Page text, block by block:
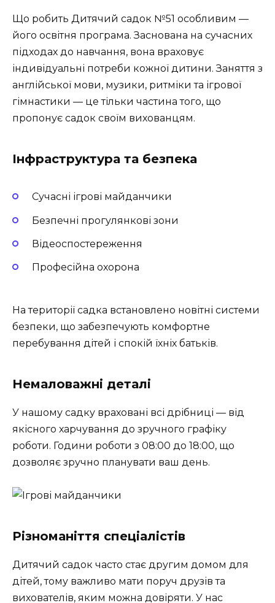
Що робить Дитячий садок №51 особливим —
його освітня програма. Заснована на сучасних
підходах до навчання, вона враховує
індивідуальні потреби кожної дитини. Заняття з
англійської мови, музики, ритміки та ігрової
гімнастики — це тільки частина того, що
пропонує садок своїм вихованцям.
Інфраструктура та безпека
Сучасні ігрові майданчики
Безпечні прогулянкові зони
Відеоспостереження
Професійна охорона
На території садка встановлено новітні системи
безпеки, що забезпечують комфортне
перебування дітей і спокій їхніх батьків.
Немаловажні деталі
У нашому садку враховані всі дрібниці — від
якісного харчування до зручного графіку
роботи. Години роботи з 08:00 до 18:00, що
дозволяє зручно планувати ваш день.
Різноманіття спеціалістів
Дитячий садок часто стає другим домом для
дітей, тому важливо мати поруч друзів та
вихователів, яким можна довіряти. У нас